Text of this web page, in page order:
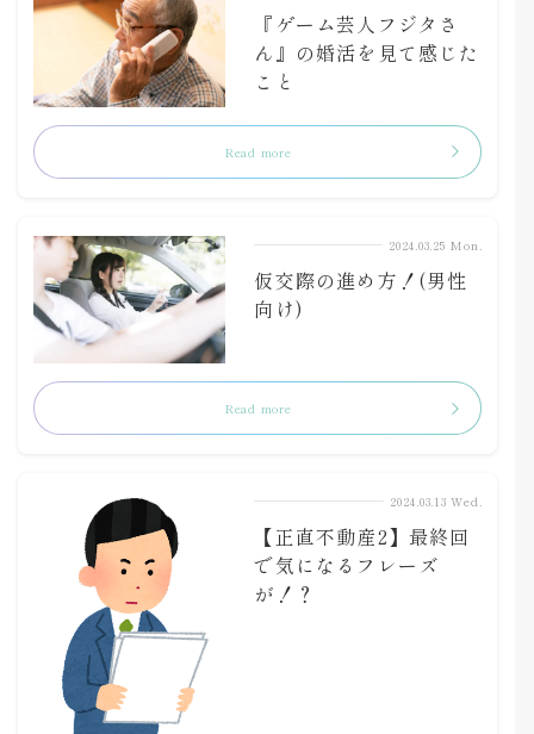
『ゲーム芸人フジタさ
ん』の婚活を見て感じた
こと
Read more
2024.03.25 Mon.
仮交際の進め方！(男性
向け)
Read more
2024.03.13 Wed.
【正直不動産2】最終回
で気になるフレーズ
が！？